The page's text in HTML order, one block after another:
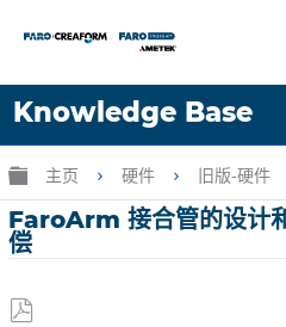
Knowledge Base
语言
获取帮助 注册
扩展/隐缩全局层次
主页 硬件 旧版-硬件
FaroArm 接合管的设计
偿